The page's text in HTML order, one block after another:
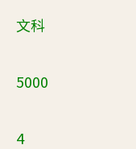
文科
5000
4